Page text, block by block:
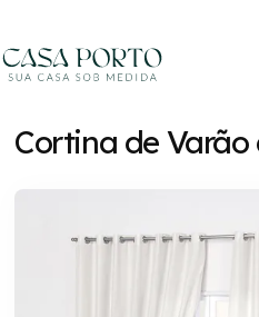
Cortina de Varão